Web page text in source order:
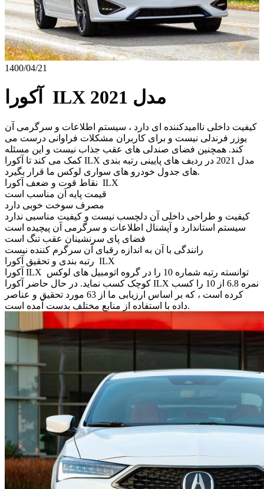
1400/04/21
آکورا ILX مدل 2021
کیفیت داخلی ناامیدکننده ای دارد ، سیستم اطلاعات و سرگرمی آن
یوزر فرندلی نیست و برای کاربران مشکلات فراوانی درست می
کند. همچنین فضای صندلی های عقب جذاب نیست و این مسئله
کمک می کند تا آکورا ILX مدل 2021 در ردیف های پایینی رتبه بندی
های جدول خودرو های سواری لوکس ما قرار بگیرد.
نقاط قوت و ضعف آکورا ILX
قیمت پایه آن مناسب است
مصرف سوخت خوبی دارد
کیفیت و طراحی داخلی آن دلچسب نیست و کیفیت مناسبی ندارد
سیستم استاندارد و آپشنال اطلاعات و سرگرمی آن پیچیده است
فضای پای سرنشینان عقب تنگ است
رانندگی با آن به اندازه رقبای آن سرگرم کننده نیست
رتبه بندی و تحقیق آکورا ILX
آکورا ILX توانسته رتبه شماره 10 را در گروه اتومبیل های لوکس
کوچک کسب نماید. در حال حاضر آکورا ILX نمره 6.8 از 10 را کسب
کرده است ، که بر اساس ارزیابی ما از 63 مورد تحقیق و عناصر
داده با استفاده از منابع مختلف بدست آمده است.